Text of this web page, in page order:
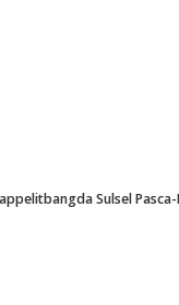
Sulsel